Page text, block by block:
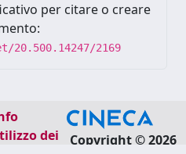
per citare o creare
2169
dei
Copyright © 2026